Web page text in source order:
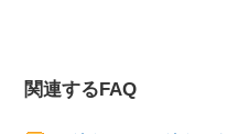
関連するFAQ